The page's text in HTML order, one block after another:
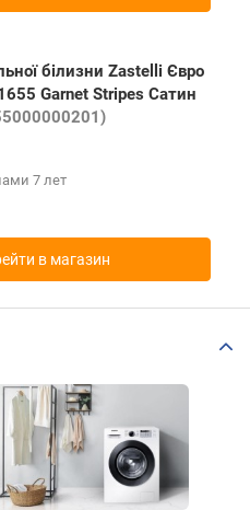
білизни Zastelli Євро
Garnet Stripes Сатин
7 лет
в магазин